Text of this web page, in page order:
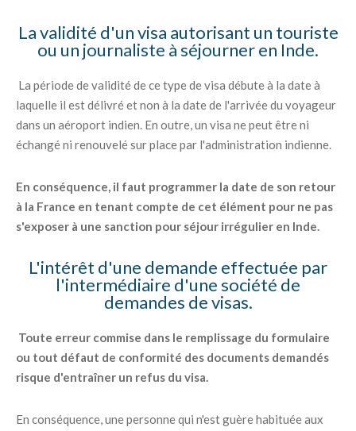
La validité d'un visa autorisant un touriste
ou un journaliste à séjourner en Inde.
La période de validité de ce type de visa débute à la date à
laquelle il est délivré et non à la date de l'arrivée du voyageur
dans un aéroport indien. En outre, un visa ne peut être ni
échangé ni renouvelé sur place par l'administration indienne.
En conséquence, il faut programmer la date de son retour
à la France en tenant compte de cet élément pour ne pas
s'exposer à une sanction pour séjour irrégulier en Inde.
L'intérêt d'une demande effectuée par
l'intermédiaire d'une société de
demandes de visas.
Toute erreur commise dans le remplissage du formulaire
ou tout défaut de conformité des documents demandés
risque d'entraîner un refus du visa.
En conséquence, une personne qui n'est guère habituée aux